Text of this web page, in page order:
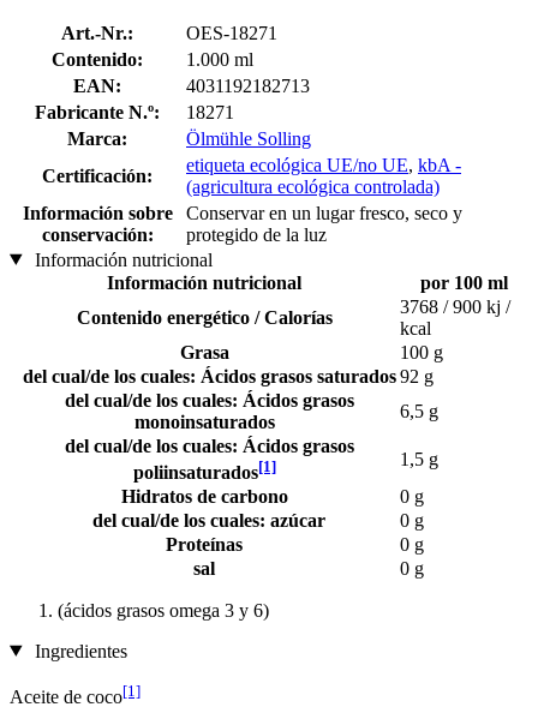
Art.-Nr.:
OES-18271
Contenido:
1.000 ml
EAN:
4031192182713
Fabricante N.º:
18271
Marca:
Ölmühle Solling
Certificación:
etiqueta ecológica UE/no UE, kbA -
(agricultura ecológica controlada)
Información sobre
conservación:
Conservar en un lugar fresco, seco y
protegido de la luz
Información nutricional
Información nutricional
por 100 ml
Contenido energético / Calorías
3768 / 900 kj /
kcal
Grasa
100 g
del cual/de los cuales: Ácidos grasos saturados 92 g
del cual/de los cuales: Ácidos grasos
monoinsaturados
6,5 g
del cual/de los cuales: Ácidos grasos
poliinsaturados[1]
1,5 g
Hidratos de carbono
0 g
del cual/de los cuales: azúcar
0 g
Proteínas
0 g
sal
0 g
(ácidos grasos omega 3 y 6)
Ingredientes
Aceite de coco[1]